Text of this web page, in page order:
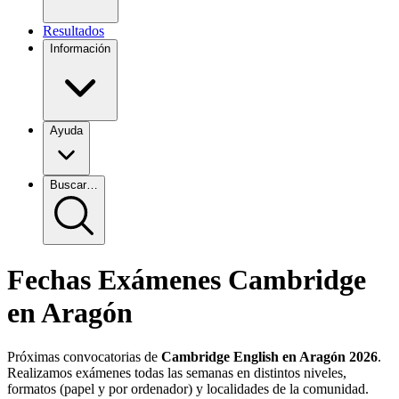
Resultados
Información
Ayuda
Buscar…
Categorías
Exámenes Cambridge ZaragozaCambridge DigitalYoung Learners
Recursos
Encuentra tu centro preparador
Herramientas
Test de nivelTest & TrainFechas de examen
Tarifas exámenes CambridgeBlogCertificados¿Quieres ser centro
Matricúlate
Antes del examen
Preguntas frecuentesEl día del examen
Después del examen
Consultas y apelacionesHe perdido mi certificadoDetección de fraude
Exámenes
Fechas Exámenes Cambridge
en Aragón
Próximas convocatorias de Cambridge English en Aragón 2026.
Realizamos exámenes todas las semanas en distintos niveles,
formatos (papel y por ordenador) y localidades de la comunidad.